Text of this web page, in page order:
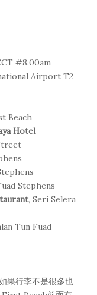
#8.00am
Airport T2
Beach
Hotel
Stephens
, Seri Selera
Tun Fuad
果行李不是很多也